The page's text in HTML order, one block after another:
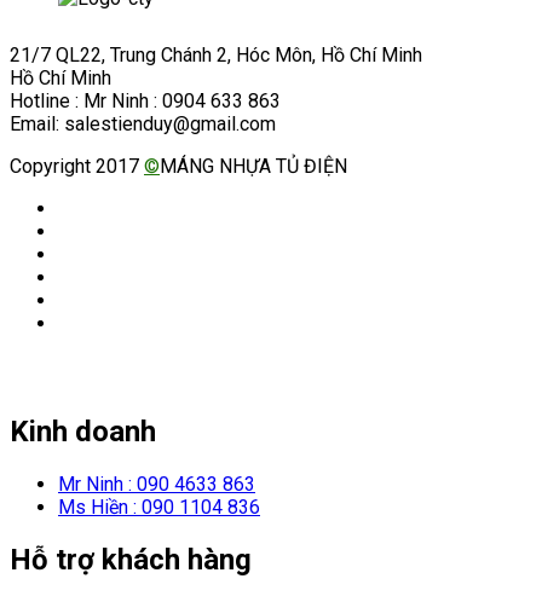
21/7 QL22, Trung Chánh 2, Hóc Môn, Hồ Chí Minh
Hồ Chí Minh
Hotline : Mr Ninh : 0904 633 863
Email: salestienduy@gmail.com
Copyright 2017 © MÁNG NHỰA TỦ ĐIỆN
Kinh doanh
Mr Ninh : 090 4633 863
Ms Hiền : 090 1104 836
Hỗ trợ khách hàng